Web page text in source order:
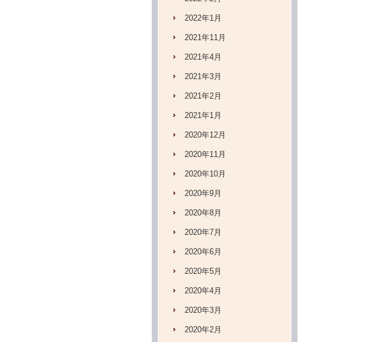
2022年1月
2021年11月
2021年4月
2021年3月
2021年2月
2021年1月
2020年12月
2020年11月
2020年10月
2020年9月
2020年8月
2020年7月
2020年6月
2020年5月
2020年4月
2020年3月
2020年2月